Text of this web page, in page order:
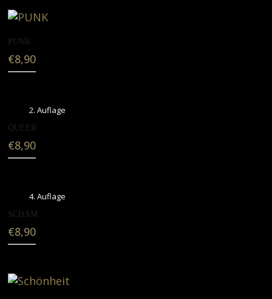
PUNK
€8,90
2. Auflage
QUEER
€8,90
4. Auflage
SCHAM
€8,90